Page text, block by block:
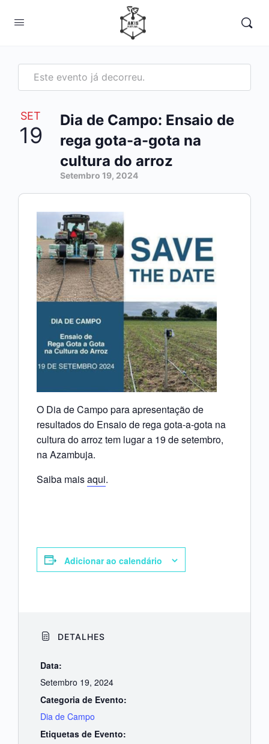
Este evento já decorreu.
SET
19
Dia de Campo: Ensaio de
rega gota-a-gota na
cultura do arroz
Setembro 19, 2024
O Dia de Campo para apresentação de
resultados do Ensaio de rega gota-a-gota na
cultura do arroz tem lugar a 19 de setembro,
na Azambuja.
Saiba maisaqui.
Adicionar ao calendário
DETALHES
Data:
Setembro 19, 2024
Categoria de Evento:
Dia de Campo
Etiquetas de Evento: